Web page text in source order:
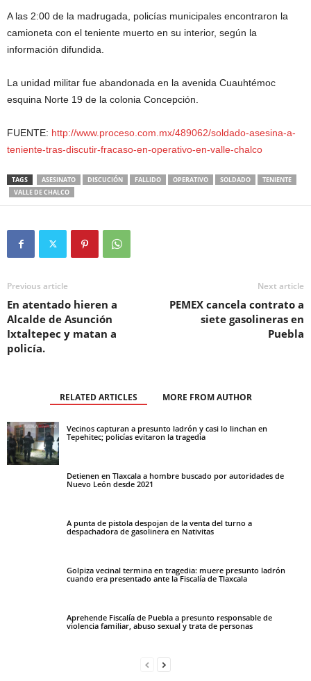
A las 2:00 de la madrugada, policías municipales encontraron la
camioneta con el teniente muerto en su interior, según la
información difundida.
La unidad militar fue abandonada en la avenida Cuauhtémoc
esquina Norte 19 de la colonia Concepción.
FUENTE: http://www.proceso.com.mx/489062/soldado-asesina-a-
teniente-tras-discutir-fracaso-en-operativo-en-valle-chalco
TAGS ASESINATO DISCUCIÓN FALLIDO OPERATIVO SOLDADO
TENIENTE
VALLE DE CHALCO
Previous article
En atentado hieren a
Alcalde de Asunción
Ixtaltepec y matan a
policía.
Next article
PEMEX cancela contrato a
siete gasolineras en
Puebla
RELATED ARTICLES MORE FROM AUTHOR
Vecinos capturan a presunto ladrón y casi lo linchan en
Tepehitec; policías evitaron la tragedia
Detienen en Tlaxcala a hombre buscado por autoridades de
Nuevo León desde 2021
A punta de pistola despojan de la venta del turno a
despachadora de gasolinera en Nativitas
Golpiza vecinal termina en tragedia: muere presunto ladrón
cuando era presentado ante la Fiscalía de Tlaxcala
Aprehende Fiscalía de Puebla a presunto responsable de
violencia familiar, abuso sexual y trata de personas